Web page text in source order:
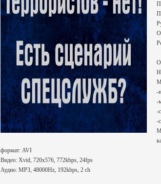
-
-
-
-
формат: AVI
Видео: Xvid, 720x576, 772kbps, 24fps
Аудио: MP3, 48000Hz, 192kbps, 2 ch